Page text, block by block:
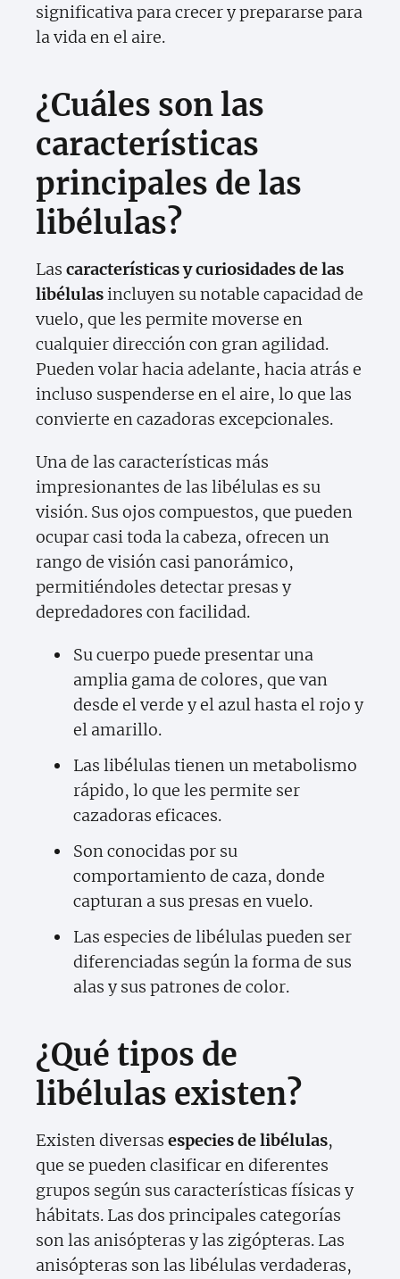
significativa para crecer y prepararse para
la vida en el aire.
¿Cuáles son las
características
principales de las
libélulas?
Las características y curiosidades de las
libélulasincluyen su notable capacidad de
vuelo, que les permite moverse en
cualquier dirección con gran agilidad.
Pueden volar hacia adelante, hacia atrás e
incluso suspenderse en el aire, lo que las
convierte en cazadoras excepcionales.
Una de las características más
impresionantes de las libélulas es su
visión. Sus ojos compuestos, que pueden
ocupar casi toda la cabeza, ofrecen un
rango de visión casi panorámico,
permitiéndoles detectar presas y
depredadores con facilidad.
Su cuerpo puede presentar una
amplia gama de colores, que van
desde el verde y el azul hasta el rojo y
el amarillo.
Las libélulas tienen un metabolismo
rápido, lo que les permite ser
cazadoras eficaces.
Son conocidas por su
comportamiento de caza, donde
capturan a sus presas en vuelo.
Las especies de libélulas pueden ser
diferenciadas según la forma de sus
alas y sus patrones de color.
¿Qué tipos de
libélulas existen?
Existen diversas especies de libélulas,
que se pueden clasificar en diferentes
grupos según sus características físicas y
hábitats. Las dos principales categorías
son las anisópteras y las zigópteras. Las
anisópteras son las libélulas verdaderas,